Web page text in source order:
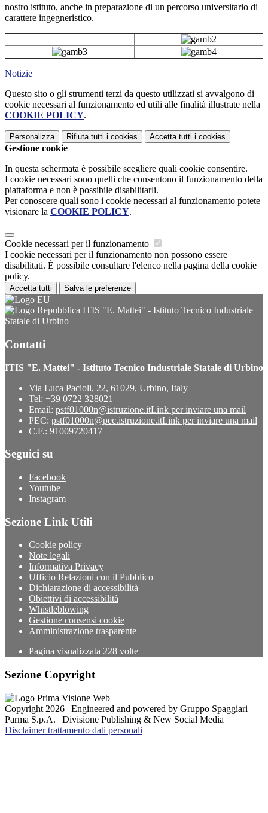
nostro istituto, anche in preparazione di un percorso universitario di
carattere ingegneristico.
Notizie
Questo sito o gli strumenti terzi da questo utilizzati si avvalgono di
cookie necessari al funzionamento ed utili alle finalità illustrate nella
COOKIE POLICY.
Personalizza Rifiuta tutti i cookies Accetta tutti i cookies
Gestione cookie
In questa schermata è possibile scegliere quali cookie consentire.
I cookie necessari sono quelli che consentono il funzionamento della
piattaforma e non è possibile disabilitarli.
Per conoscere quali sono i cookie necessari al funzionamento potete
visionare la COOKIE POLICY.
Cookie necessari per il funzionamento
I cookie necessari per il funzionamento non possono essere
disabilitati. È possibile consultare l'elenco nella pagina della cookie
policy.
Accetta tutti Salva le preferenze
ITIS "E. Mattei" - Istituto Tecnico Industriale
Statale di Urbino
Contatti
ITIS "E. Mattei" - Istituto Tecnico Industriale Statale di Urbino
Via Luca Pacioli, 22, 61029, Urbino, Italy
Tel: +39 0722 328021
Email: pstf01000n@istruzione.itLink per inviare una mail
PEC: pstf01000n@pec.istruzione.itLink per inviare una mail
C.F.: 91009720417
Seguici su
Facebook
Youtube
Instagram
Sezione Link Utili
Cookie policy
Note legali
Informativa Privacy
Ufficio Relazioni con il Pubblico
Dichiarazione di accessibilità
Obiettivi di accessibilità
Whistleblowing
Gestione consensi cookie
Amministrazione trasparente
Pagina visualizzata 228 volte
Sezione Copyright
Copyright 2026 | Engineered and powered by Gruppo Spaggiari
Parma S.p.A. | Divisione Publishing & New Social Media
Disclaimer trattamento dati personali